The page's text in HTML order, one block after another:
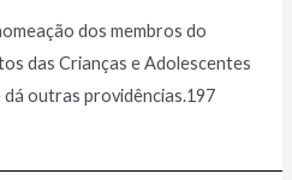
dos membros do
das Crianças e Adolescentes
outras providências.197